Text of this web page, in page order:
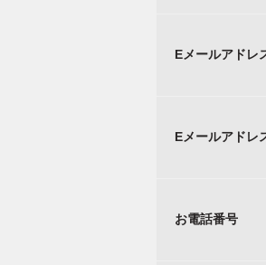
Eメールアドレ
Eメールアドレ
お電話番号